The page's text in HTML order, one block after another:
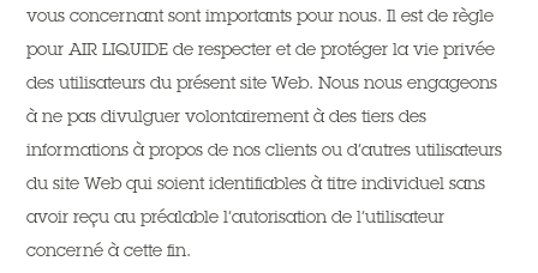
vous concernant sont importants pour nous. Il est de règle
pour AIR LIQUIDE de respecter et de protéger la vie privée
des utilisateurs du présent site Web. Nous nous engageons
à ne pas divulguer volontairement à des tiers des
informations à propos de nos clients ou d’autres utilisateurs
du site Web qui soient identifiables à titre individuel sans
avoir reçu au préalable l’autorisation de l’utilisateur
concerné à cette fin.